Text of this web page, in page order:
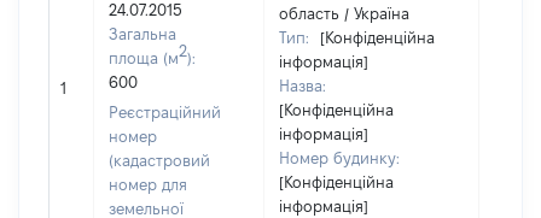
1
24.07.2015
Загальна
площа (м2):
600
Реєстраційний
номер
(кадастровий
номер для
земельної
область / Україна
Тип:
[Конфіденційна
інформація]
Назва:
[Конфіденційна
інформація]
Номер будинку:
[Конфіденційна
інформація]